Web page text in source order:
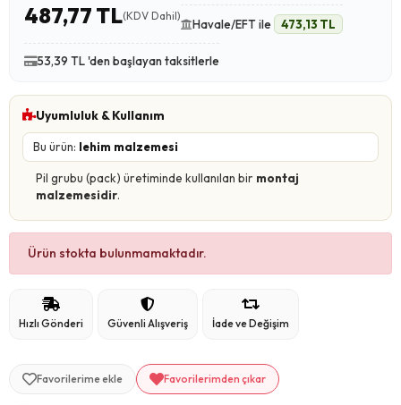
487,77 TL(KDV Dahil)
Havale/EFT ile 473,13 TL
53,39 TL 'den başlayan taksitlerle
Uyumluluk & Kullanım
Bu ürün: lehim malzemesi
Pil grubu (pack) üretiminde kullanılan bir montaj
malzemesidir.
Ürün stokta bulunmamaktadır.
Hızlı Gönderi Güvenli Alışveriş İade ve Değişim
Favorilerime ekle Favorilerimden çıkar